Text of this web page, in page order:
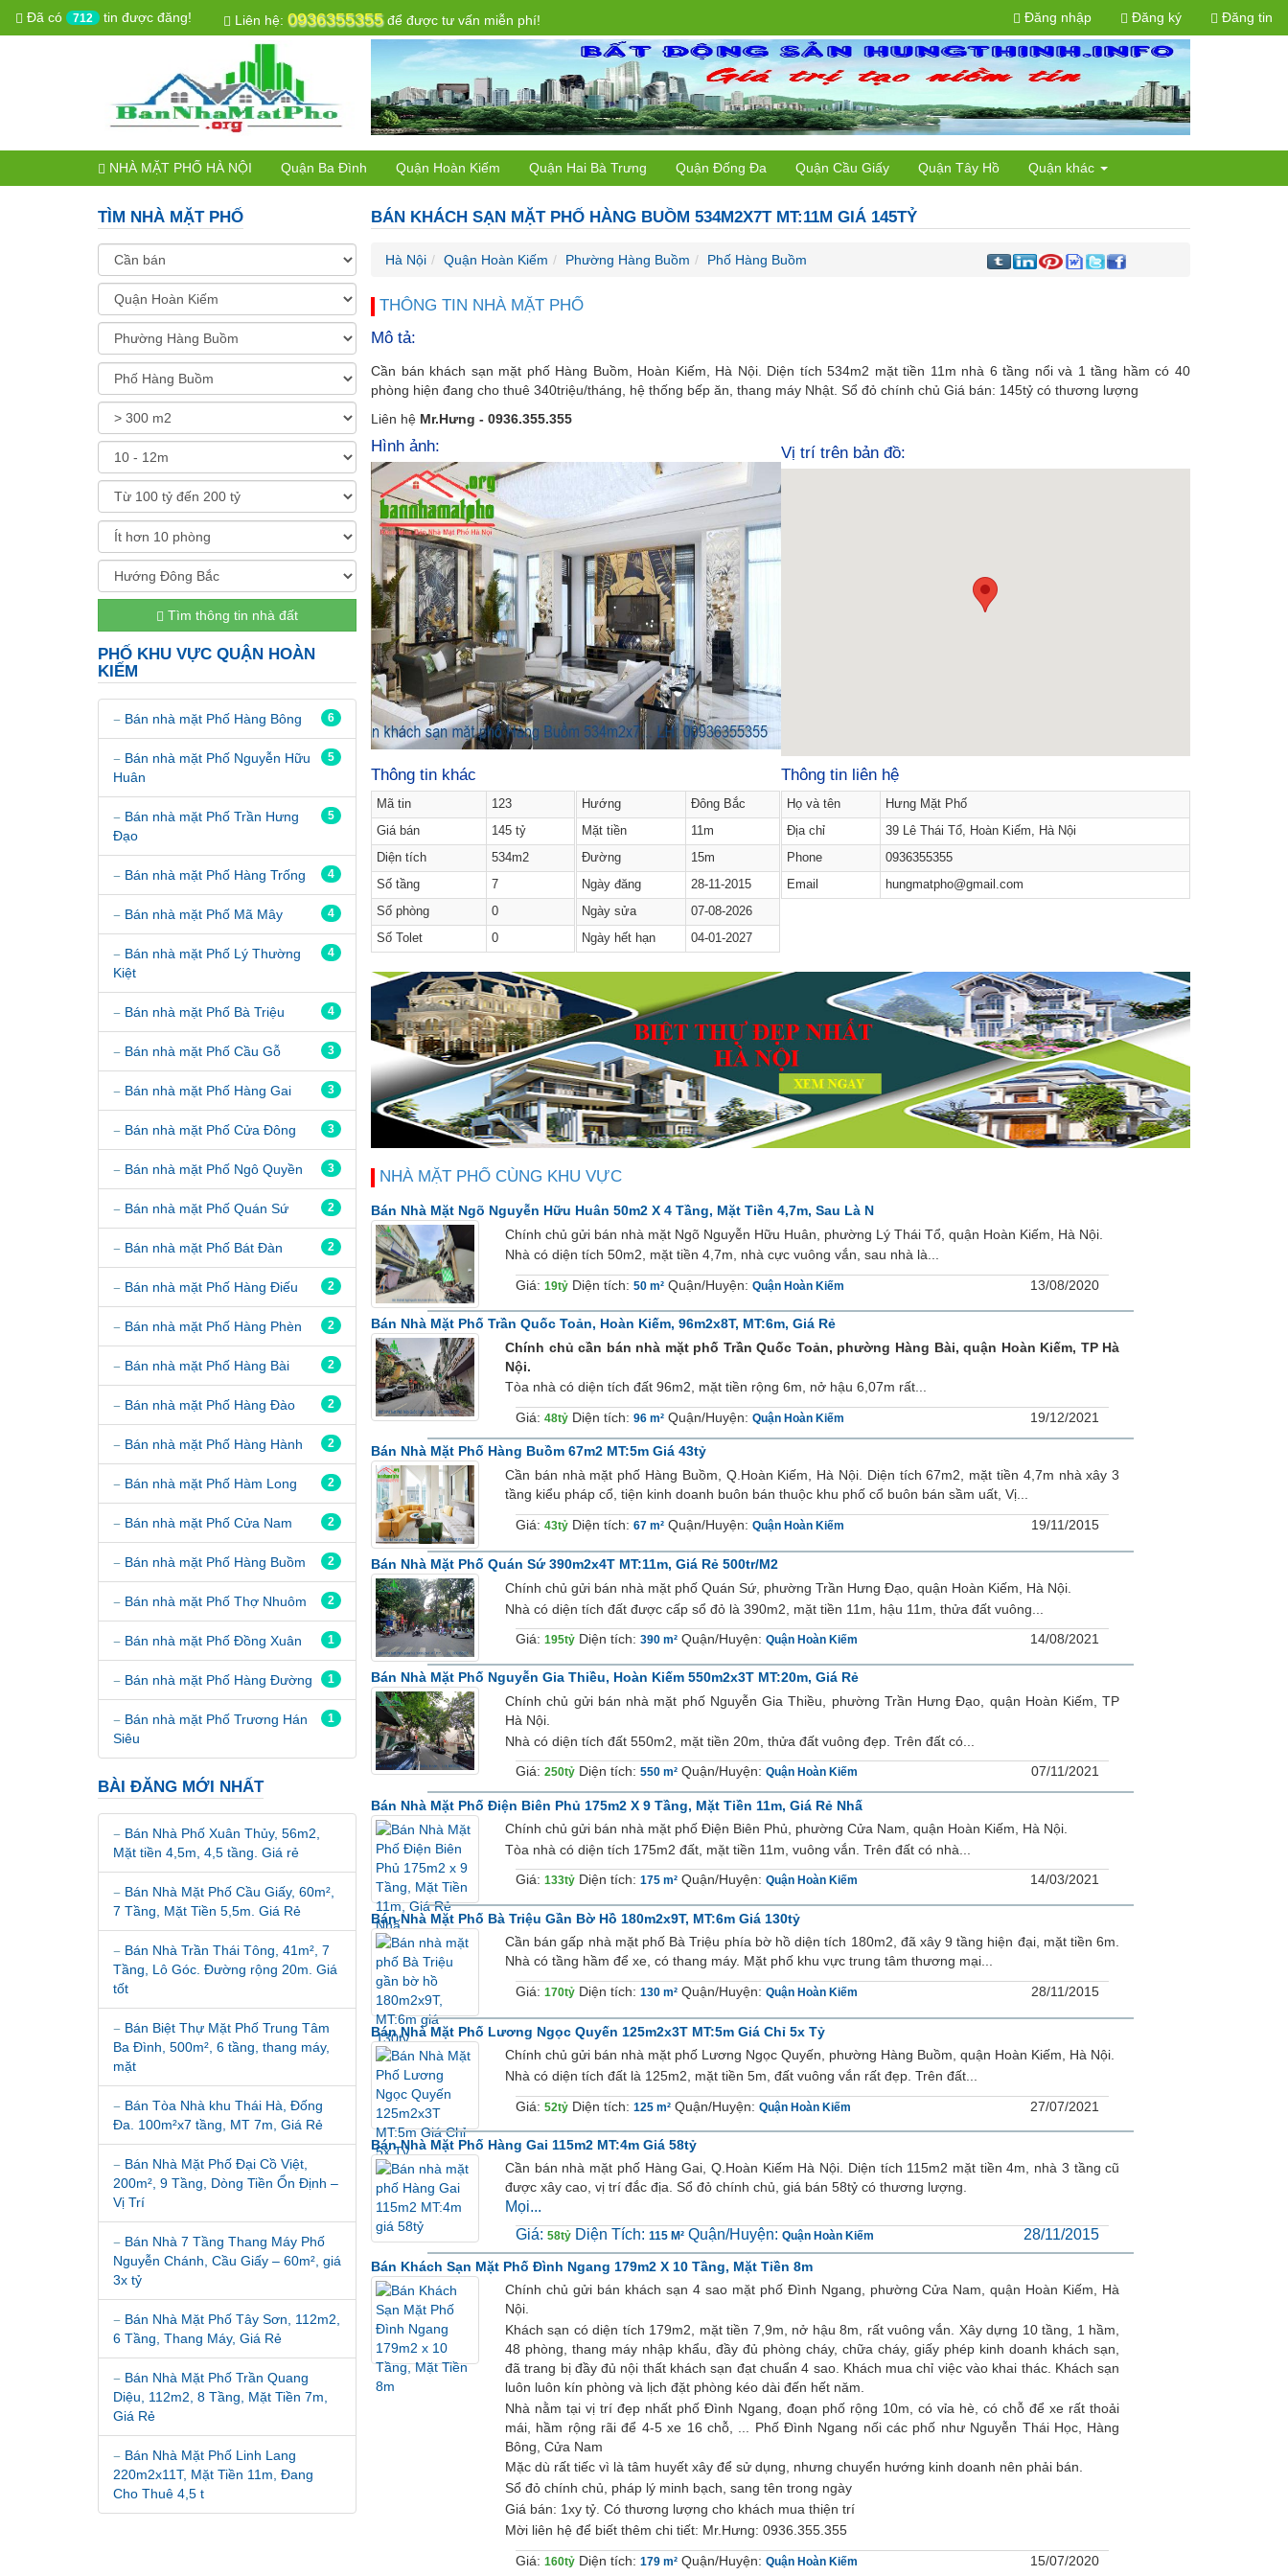
Đã có 712 tin được đăng! Liên hệ:0936355355để được tư vấn miễn phí! Đăng nhập Đăng ký Đăng tin
NHÀ MẶT PHỐ HÀ NỘI Quận Ba Đình Quận Hoàn Kiếm Quận Hai Bà Trưng Quận Đống Đa Quận Cầu Giấy Quận Tây Hồ Quận khác
TÌM NHÀ MẶT PHỐ
Tìm thông tin nhà đất
PHỐ KHU VỰC QUẬN HOÀN
KIẾM
6
Bán nhà mặt Phố Hàng Bông
5
Bán nhà mặt Phố Nguyễn Hữu
Huân
5
Bán nhà mặt Phố Trần Hưng
Đạo
4
Bán nhà mặt Phố Hàng Trống
4
Bán nhà mặt Phố Mã Mây
4
Bán nhà mặt Phố Lý Thường
Kiệt
4
Bán nhà mặt Phố Bà Triệu
3
Bán nhà mặt Phố Cầu Gỗ
3
Bán nhà mặt Phố Hàng Gai
3
Bán nhà mặt Phố Cửa Đông
3
Bán nhà mặt Phố Ngô Quyền
2
Bán nhà mặt Phố Quán Sứ
2
Bán nhà mặt Phố Bát Đàn
2
Bán nhà mặt Phố Hàng Điếu
2
Bán nhà mặt Phố Hàng Phèn
2
Bán nhà mặt Phố Hàng Bài
2
Bán nhà mặt Phố Hàng Đào
2
Bán nhà mặt Phố Hàng Hành
2
Bán nhà mặt Phố Hàm Long
2
Bán nhà mặt Phố Cửa Nam
2
Bán nhà mặt Phố Hàng Buồm
2
Bán nhà mặt Phố Thợ Nhuôm
1
Bán nhà mặt Phố Đồng Xuân
1
Bán nhà mặt Phố Hàng Đường
1
Bán nhà mặt Phố Trương Hán
Siêu
BÀI ĐĂNG MỚI NHẤT
Bán Nhà Phố Xuân Thủy, 56m2,
Mặt tiền 4,5m, 4,5 tầng. Giá rẻ
Bán Nhà Mặt Phố Cầu Giấy, 60m²,
7 Tầng, Mặt Tiền 5,5m. Giá Rẻ
Bán Nhà Trần Thái Tông, 41m², 7
Tầng, Lô Góc. Đường rộng 20m. Giá
tốt
Bán Biệt Thự Mặt Phố Trung Tâm
Ba Đình, 500m², 6 tầng, thang máy,
mặt
Bán Tòa Nhà khu Thái Hà, Đống
Đa. 100m²x7 tầng, MT 7m, Giá Rẻ
Bán Nhà Mặt Phố Đại Cồ Việt,
200m², 9 Tầng, Dòng Tiền Ổn Định –
Vị Trí
Bán Nhà 7 Tầng Thang Máy Phố
Nguyễn Chánh, Cầu Giấy – 60m², giá
3x tỷ
Bán Nhà Mặt Phố Tây Sơn, 112m2,
6 Tầng, Thang Máy, Giá Rẻ
Bán Nhà Mặt Phố Trần Quang
Diệu, 112m2, 8 Tầng, Mặt Tiền 7m,
Giá Rẻ
Bán Nhà Mặt Phố Linh Lang
220m2x11T, Mặt Tiền 11m, Đang
Cho Thuê 4,5 t
BÁN KHÁCH SẠN MẶT PHỐ HÀNG BUỒM 534M2X7T MT:11M GIÁ 145TỶ
Hà Nội Quận Hoàn Kiếm Phường Hàng Buồm Phố Hàng Buồm
THÔNG TIN NHÀ MẶT PHỐ
Mô tả:
Cần bán khách sạn mặt phố Hàng Buồm, Hoàn Kiếm, Hà Nội. Diện tích 534m2 mặt tiền 11m nhà 6 tầng nổi và 1 tầng hầm có 40
phòng hiện đang cho thuê 340triệu/tháng, hệ thống bếp ăn, thang máy Nhật. Sổ đỏ chính chủ Giá bán: 145tỷ có thương lượng
Liên hệ Mr.Hưng - 0936.355.355
Hình ảnh: Vị trí trên bản đồ:
Thông tin khác
Mã tin
123
Giá bán
145 tỷ
Diện tích
534m2
Số tầng
7
Số phòng
0
Số Tolet
0
Hướng
Đông Bắc
Mặt tiền
11m
Đường
15m
Ngày đăng
28-11-2015
Ngày sửa
07-08-2026
Ngày hết hạn
04-01-2027
Thông tin liên hệ
Họ và tên
Hưng Mặt Phố
Địa chỉ
39 Lê Thái Tổ, Hoàn Kiếm, Hà Nội
Phone
0936355355
Email
hungmatpho@gmail.com
NHÀ MẶT PHỐ CÙNG KHU VỰC
Bán Nhà Mặt Ngõ Nguyễn Hữu Huân 50m2 X 4 Tầng, Mặt Tiền 4,7m, Sau Là N
Chính chủ gửi bán nhà mặt Ngõ Nguyễn Hữu Huân, phường Lý Thái Tổ, quận Hoàn Kiếm, Hà Nội.
Nhà có diện tích 50m2, mặt tiền 4,7m, nhà cực vuông vắn, sau nhà là...
Giá: 19tỷ Diện tích: 50 m² Quận/Huyện: Quận Hoàn Kiếm 13/08/2020
Bán Nhà Mặt Phố Trần Quốc Toản, Hoàn Kiếm, 96m2x8T, MT:6m, Giá Rẻ
Chính chủ cần bán nhà mặt phố Trần Quốc Toản, phường Hàng Bài, quận Hoàn Kiếm, TP Hà
Nội.
Tòa nhà có diện tích đất 96m2, mặt tiền rộng 6m, nở hậu 6,07m rất...
Giá: 48tỷ Diện tích: 96 m² Quận/Huyện: Quận Hoàn Kiếm 19/12/2021
Bán Nhà Mặt Phố Hàng Buồm 67m2 MT:5m Giá 43tỷ
Cần bán nhà mặt phố Hàng Buồm, Q.Hoàn Kiếm, Hà Nội. Diện tích 67m2, mặt tiền 4,7m nhà xây 3
tầng kiểu pháp cổ, tiện kinh doanh buôn bán thuộc khu phố cổ buôn bán sầm uất, Vị...
Giá: 43tỷ Diện tích: 67 m² Quận/Huyện: Quận Hoàn Kiếm 19/11/2015
Bán Nhà Mặt Phố Quán Sứ 390m2x4T MT:11m, Giá Rẻ 500tr/m2
Chính chủ gửi bán nhà mặt phố Quán Sứ, phường Trần Hưng Đạo, quận Hoàn Kiếm, Hà Nội.
Nhà có diện tích đất được cấp sổ đỏ là 390m2, mặt tiền 11m, hậu 11m, thửa đất vuông...
Giá: 195tỷ Diện tích: 390 m² Quận/Huyện: Quận Hoàn Kiếm 14/08/2021
Bán Nhà Mặt Phố Nguyễn Gia Thiều, Hoàn Kiếm 550m2x3T MT:20m, Giá Rẻ
Chính chủ gửi bán nhà mặt phố Nguyễn Gia Thiều, phường Trần Hưng Đạo, quận Hoàn Kiếm, TP
Hà Nội.
Nhà có diện tích đất 550m2, mặt tiền 20m, thửa đất vuông đẹp. Trên đất có...
Giá: 250tỷ Diện tích: 550 m² Quận/Huyện: Quận Hoàn Kiếm 07/11/2021
Bán Nhà Mặt Phố Điện Biên Phủ 175m2 X 9 Tầng, Mặt Tiền 11m, Giá Rẻ Nhấ
Chính chủ gửi bán nhà mặt phố Điện Biên Phủ, phường Cửa Nam, quận Hoàn Kiếm, Hà Nội.
Tòa nhà có diện tích 175m2 đất, mặt tiền 11m, vuông vắn. Trên đất có nhà...
Giá: 133tỷ Diện tích: 175 m² Quận/Huyện: Quận Hoàn Kiếm 14/03/2021
Bán Nhà Mặt Phố Bà Triệu Gần Bờ Hồ 180m2x9T, MT:6m Giá 130tỷ
Cần bán gấp nhà mặt phố Bà Triệu phía bờ hồ diện tích 180m2, đã xây 9 tầng hiện đại, mặt tiền 6m.
Nhà có tầng hầm để xe, có thang máy. Mặt phố khu vực trung tâm thương mại...
Giá: 170tỷ Diện tích: 130 m² Quận/Huyện: Quận Hoàn Kiếm 28/11/2015
Bán Nhà Mặt Phố Lương Ngọc Quyến 125m2x3T MT:5m Giá Chỉ 5x Tỷ
Chính chủ gửi bán nhà mặt phố Lương Ngọc Quyến, phường Hàng Buồm, quận Hoàn Kiếm, Hà Nội.
Nhà có diện tích đất là 125m2, mặt tiền 5m, đất vuông vắn rất đẹp. Trên đất...
Giá: 52tỷ Diện tích: 125 m² Quận/Huyện: Quận Hoàn Kiếm 27/07/2021
Bán Nhà Mặt Phố Hàng Gai 115m2 MT:4m Giá 58tỷ
Cần bán nhà mặt phố Hàng Gai, Q.Hoàn Kiếm Hà Nội. Diện tích 115m2 mặt tiền 4m, nhà 3 tầng cũ
được xây cao, vị trí đắc địa. Sổ đỏ chính chủ, giá bán 58tỷ có thương lượng.
Mọi...
Giá: 58tỷ Diện Tích: 115 M² Quận/Huyện: Quận Hoàn Kiếm 28/11/2015
Bán Khách Sạn Mặt Phố Đình Ngang 179m2 X 10 Tầng, Mặt Tiền 8m
Chính chủ gửi bán khách sạn 4 sao mặt phố Đình Ngang, phường Cửa Nam, quận Hoàn Kiếm, Hà
Nội.
Khách sạn có diện tích 179m2, mặt tiền 7,9m, nở hậu 8m, rất vuông vắn. Xây dựng 10 tầng, 1 hầm,
48 phòng, thang máy nhập khẩu, đầy đủ phòng cháy, chữa cháy, giấy phép kinh doanh khách sạn,
đã trang bị đầy đủ nội thất khách sạn đạt chuẩn 4 sao. Khách mua chỉ việc vào khai thác. Khách sạn
luôn luôn kín phòng và lịch đặt phòng kéo dài đến hết năm.
Nhà nằm tại vị trí đẹp nhất phố Đình Ngang, đoạn phố rộng 10m, có vỉa hè, có chỗ để xe rất thoải
mái, hầm rộng rãi để 4-5 xe 16 chỗ, ... Phố Đình Ngang nối các phố như Nguyễn Thái Học, Hàng
Bông, Cửa Nam
Mặc dù rất tiếc vì là tâm huyết xây để sử dụng, nhưng chuyển hướng kinh doanh nên phải bán.
Sổ đỏ chính chủ, pháp lý minh bạch, sang tên trong ngày
Giá bán: 1xy tỷ. Có thương lượng cho khách mua thiện trí
Mời liên hệ để biết thêm chi tiết: Mr.Hưng: 0936.355.355
Giá: 160tỷ Diện tích: 179 m² Quận/Huyện: Quận Hoàn Kiếm 15/07/2020